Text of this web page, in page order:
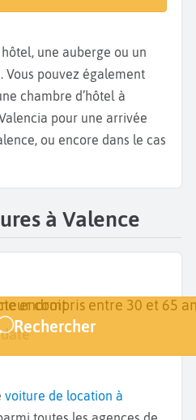
une auberge ou un
Vous pouvez également
chambre d’hôtel à
pour une arrivée
ou encore dans le cas
à Valence
endroit
compris entre 30 et 65
Rechercher
voiture de location à